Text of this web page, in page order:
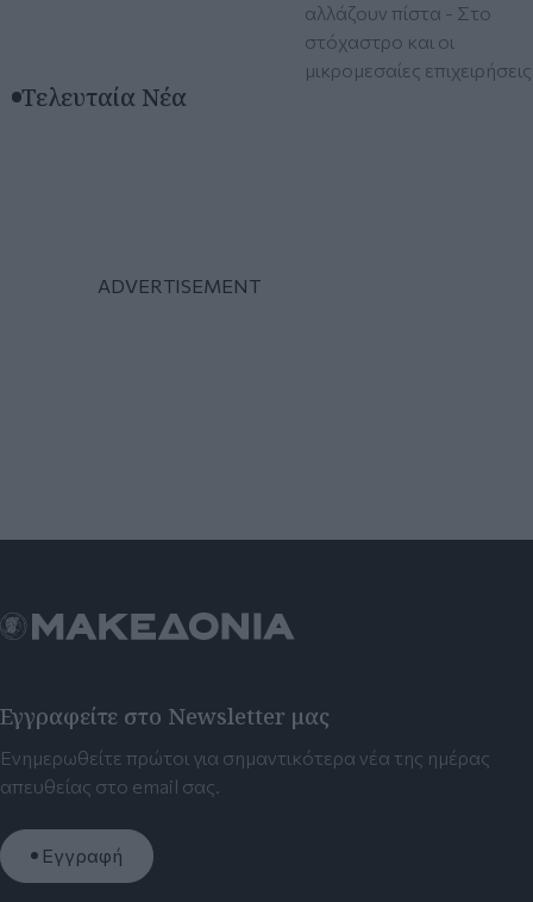
αλλάζουν πίστα - Στο
στόχαστρο και οι
μικρομεσαίες επιχειρήσεις
Τελευταία Νέα
Εγγραφείτε στο Newsletter μας
Ενημερωθείτε πρώτοι για σημαντικότερα νέα της ημέρας
απευθείας στο email σας.
Εγγραφή